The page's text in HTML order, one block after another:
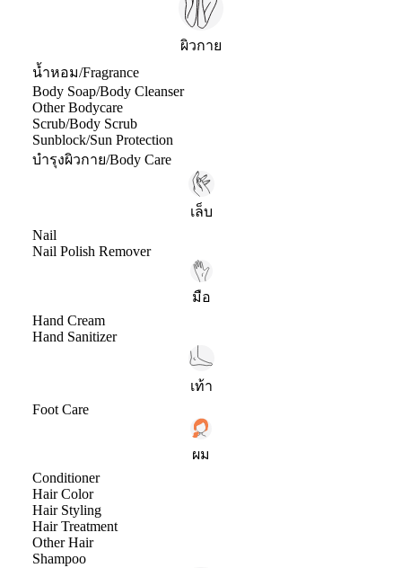
ผิวกาย
น้ำหอม/Fragrance
Body Soap/Body Cleanser
Other Bodycare
Scrub/Body Scrub
Sunblock/Sun Protection
บำรุงผิวกาย/Body Care
เล็บ
Nail
Nail Polish Remover
มือ
Hand Cream
Hand Sanitizer
เท้า
Foot Care
ผม
Conditioner
Hair Color
Hair Styling
Hair Treatment
Other Hair
Shampoo